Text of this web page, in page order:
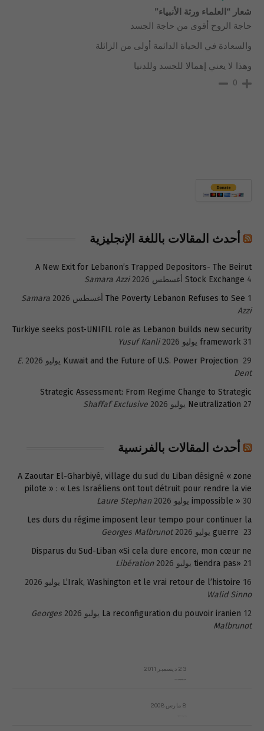
شعار “العلماء ورثة الأنبياء”
حاجة الروح أقوى من حاجة الجسد
والسعادة في الحياة الدائمة أولى من الزائلة
وهذا لا يعني إهمالا للجسد وللدنيا
0
أحدث المقالات باللغة الإنجليزية
A New Exit for Lebanon’s Trapped Depositors- The Beirut
Stock Exchange 4 أغسطس 2026
Samara Azzi
The Poverty Lebanon Refuses to See 1 أغسطس 2026
Samara
Azzi
Türkiye seeks post-UNIFIL role as Lebanon builds new security
framework 31 يوليو 2026
Yusuf Kanli
Kuwait and the Future of U.S. Power Projection 29 يوليو 2026
E.
Dent
Strategic Assessment: From Regime Change to Strategic
Neutralization 27 يوليو 2026 Shaffaf Exclusive
أحدث المقالات بالفرنسية
A Zaoutar El-Gharbiyé, village du sud du Liban désigné « zone
pilote » : « Les Israéliens ont tout détruit pour rendre la vie
impossible » 30 يوليو 2026
Laure Stephan
Les durs du régime imposent leur tempo pour continuer la
guerre 23 يوليو 2026
Georges Malbrunot
Disparus du Sud-Liban «Si cela dure encore, mon cœur ne
tiendra pas» 21 يوليو 2026
Libération
L’Irak, Washington et le vrai retour de l’histoire 16 يوليو 2026
Walid Sinno
La reconfiguration du pouvoir iranien 12 يوليو 2026
Georges
Malbrunot
23 ديسمبر 2011
8 مارس 2008